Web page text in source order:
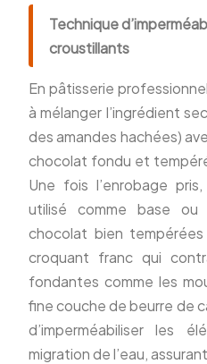
Technique
croustillants
En pâtisserie
à mélanger l’ingrédient
des amandes hachées)
chocolat fondu et
Une fois l’enrobage
utilisé comme base
chocolat bien
croquant franc qui
fondantes comme les
fine couche de beurre de
d’imperméabiliser les
migration de l’eau,